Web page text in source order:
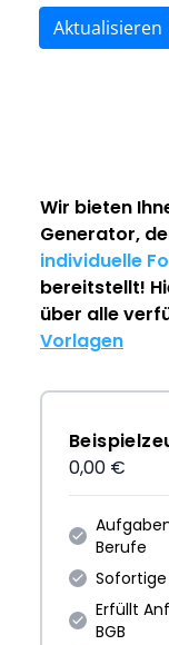
Aktualisieren
Wir bieten
Generator,
individuelle
bereitstellt!
über alle
Vorlagen
0,00 €
Berufe
Erfüllt
BGB